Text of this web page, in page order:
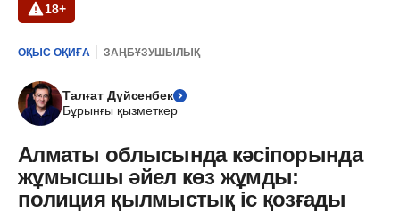
18+
ОҚЫС ОҚИҒА ЗАҢБҰЗУШЫЛЫҚ
Талғат Дүйсенбек
Бұрынғы қызметкер
Алматы облысында кәсіпорында
жұмысшы әйел көз жұмды:
полиция қылмыстық іс қозғады